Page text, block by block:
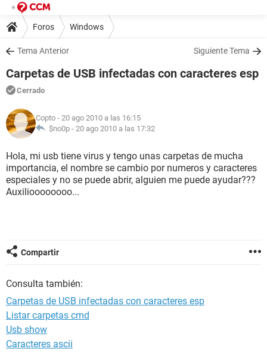
Foros Windows
Tema Anterior Siguiente Tema
Carpetas de USB infectadas con caracteres esp
Cerrado
Copto - 20 ago 2010 a las 16:15
$no0p - 20 ago 2010 a las 17:32
Hola, mi usb tiene virus y tengo unas carpetas de mucha
importancia, el nombre se cambio por numeros y caracteres
especiales y no se puede abrir, alguien me puede ayudar???
Auxilioooooooo...
Compartir
Consulta también:
Carpetas de USB infectadas con caracteres esp
Listar carpetas cmd
Usb show
Caracteres ascii